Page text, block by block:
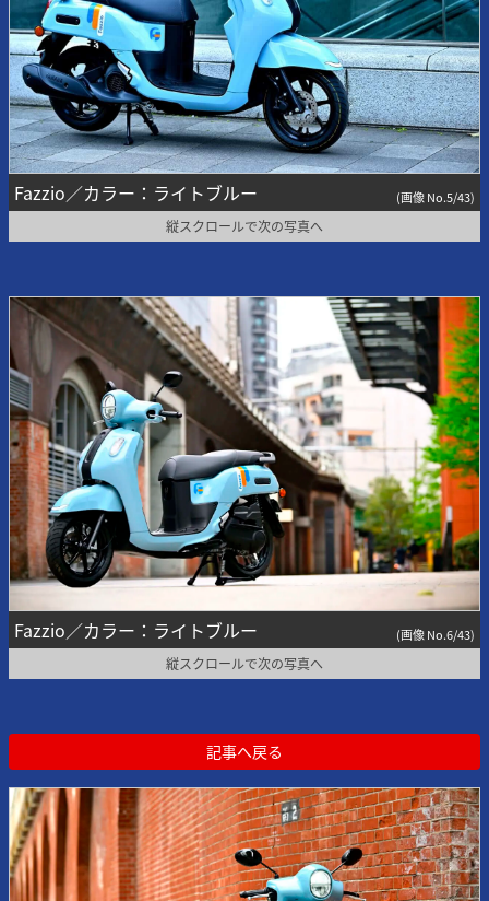
Fazzio／カラー：ライトブルー (画像 No.5/43)
縦スクロールで次の写真へ
Fazzio／カラー：ライトブルー (画像 No.6/43)
縦スクロールで次の写真へ
記事へ戻る